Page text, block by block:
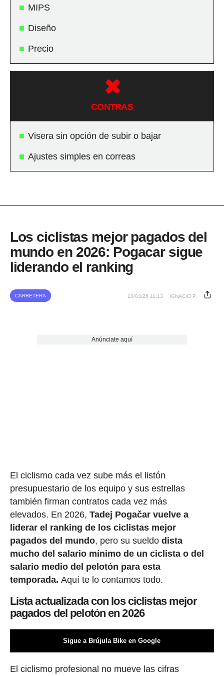
MIPS
Diseño
Precio
CONTRAS
Visera sin opción de subir o bajar
Ajustes simples en correas
Los ciclistas mejor pagados del
mundo en 2026: Pogacar sigue
liderando el ranking
CARRETERA 10/03/26 11:13 IGNACIO P.
Anúnciate aquí
El ciclismo cada vez sube más el listón
presupuestario de los equipo y sus estrellas
también firman contratos cada vez más
elevados. En 2026, Tadej Pogačar vuelve a
liderar el ranking de los ciclistas mejor
pagados del mundo, pero su sueldo dista
mucho del salario mínimo de un ciclista o del
salario medio del pelotón para esta
temporada. Aquí te lo contamos todo.
Lista actualizada con los ciclistas mejor
pagados del pelotón en 2026
Sigue a Brújula Bike en Google
El ciclismo profesional no mueve las cifras